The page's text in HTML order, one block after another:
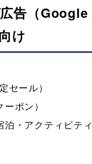
告（
け
セール）
ポン）
・アクティビティ